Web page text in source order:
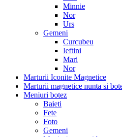
Minnie
Nor
Urs
Gemeni
Curcubeu
Ieftini
Mari
Nor
Marturii Iconite Magnetice
Marturii magnetice nunta si
Meniuri botez
Baieti
Fete
Foto
Gemeni